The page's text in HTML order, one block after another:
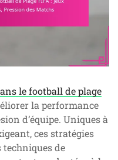
le football de plage
la performance
d’équipe. Uniques à
ces stratégies
techniques de